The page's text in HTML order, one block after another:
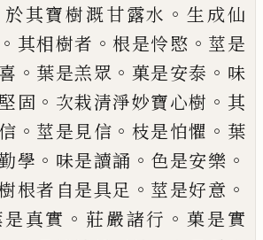
於其寶樹溉甘露水 。 生成仙
。 其相樹者 。根是怜愍 。 莖是
。 葉是羔眾 。 菓是安泰 。 味
固 。 次栽清淨妙寶心樹 。 其
。 莖是見信 。 枝是怕懼 。 葉
學 。 味是讀誦 。 色是安樂 。
根者自是具足 。 莖是好意 。
是真實 。 莊嚴諸行 。 菓是實